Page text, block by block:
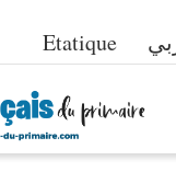
Etatique